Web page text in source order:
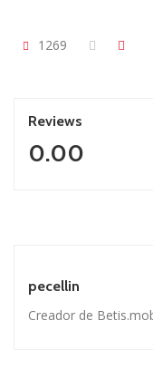
1269
Reviews
0.00
pecellin
Creador de